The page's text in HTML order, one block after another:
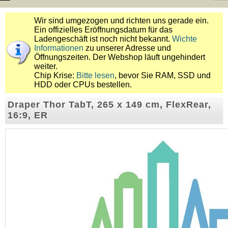
Wir sind umgezogen und richten uns gerade ein.
Ein offizielles Eröffnungsdatum für das
Ladengeschäft ist noch nicht bekannt. Wichte
Informationen zu unserer Adresse und
Öffnungszeiten. Der Webshop läuft ungehindert
weiter.
Chip Krise: Bitte lesen, bevor Sie RAM, SSD und
HDD oder CPUs bestellen.
Draper Thor TabT, 265 x 149 cm, FlexRear,
16:9, ER